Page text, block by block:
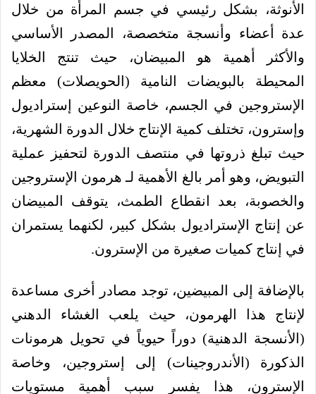
الأنوثة، بشكل رئيسي في جسم المرأة من خلال
عدة أعضاء وأنسجة متخصصة، المصدر الأساسي
والأكثر أهمية هو المبيضان، حيث تنتج الخلايا
المحيطة بالبويضات النامية (الحويصلات) معظم
الإستروجين في الجسم، خاصة النوعين إستراديول
وإسترون، تختلف كمية الإنتاج خلال الدورة الشهرية،
حيث تبلغ ذروتها في منتصف الدورة لتحفيز عملية
التبويض، وهو أمر بالغ الأهمية لـ هرمون الإستروجين
والخصوبة، بعد انقطاع الطمث، يتوقف المبيضان
عن إنتاج الإستراديول بشكل كبير، لكنهما يستمران
في إنتاج كميات صغيرة من الإسترون.
بالإضافة إلى المبيضين، توجد مصادر أخرى مساعدة
لإنتاج هذا الهرمون، حيث يلعب الغشاء الدهني
(الأنسجة الدهنية) دوراً حيوياً في تحويل هرمونات
الذكورة (الأندروجينات) إلى إستروجين، وخاصة
الإسترون، هذا يفسر سبب أهمية مستويات